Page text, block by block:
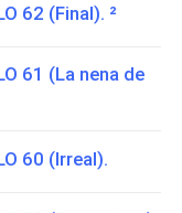
62 (Final). ²
61 (La nena de
60 (Irreal).